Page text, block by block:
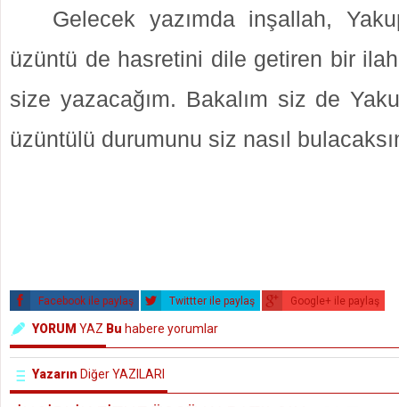
Gelecek yazımda inşallah,
üzüntü de hasretini dile getiren bir
size yazacağım. Bakalım siz de
üzüntülü durumunu siz nasıl
Facebook ile paylaş Twittter ile paylaş Google+ ile paylaş
YORUM YAZ Bu habere yorumlar
Yazarın Diğer YAZILARI